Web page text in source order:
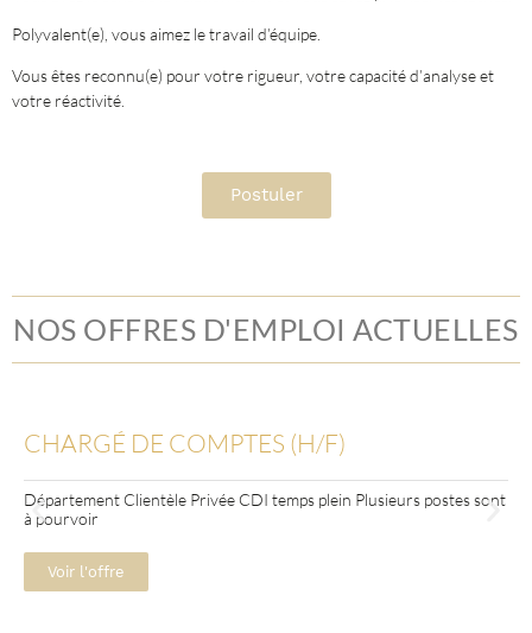
Polyvalent(e), vous aimez le travail d’équipe.
Vous êtes reconnu(e) pour votre rigueur, votre capacité d’analyse et
votre réactivité.
Postuler
NOS OFFRES D'EMPLOI ACTUELLES
CHARGÉ DE COMPTES (H/F)
Département Clientèle Privée CDI temps plein Plusieurs postes sont
à pourvoir
Voir l'offre